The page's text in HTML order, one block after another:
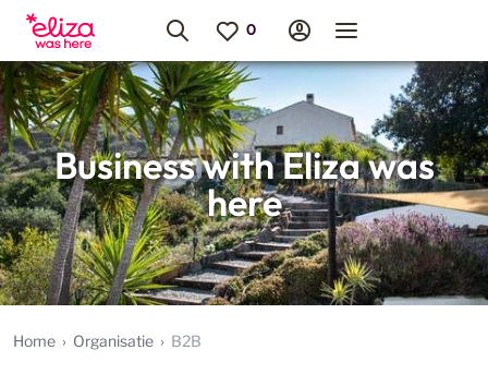
Business with Eliza was
here
Home Organisatie B2B